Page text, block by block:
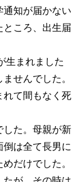
通知が届かない
ところ、出生届
生まれました
せんでした。
れて間もなく死
した。母親が新
倒は全て長男に
だけでした。